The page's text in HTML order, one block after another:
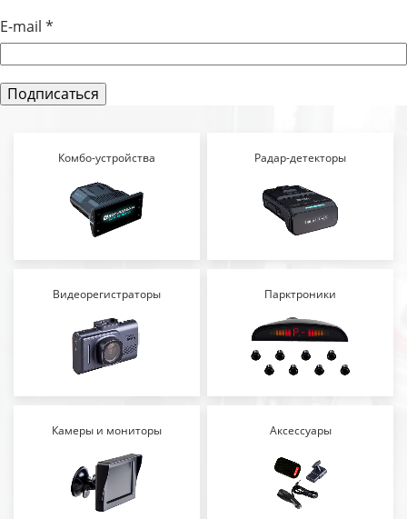
E-mail *
Комбо-устройства Радар-детекторы
Видеорегистраторы Парктроники
Камеры и мониторы Аксессуары